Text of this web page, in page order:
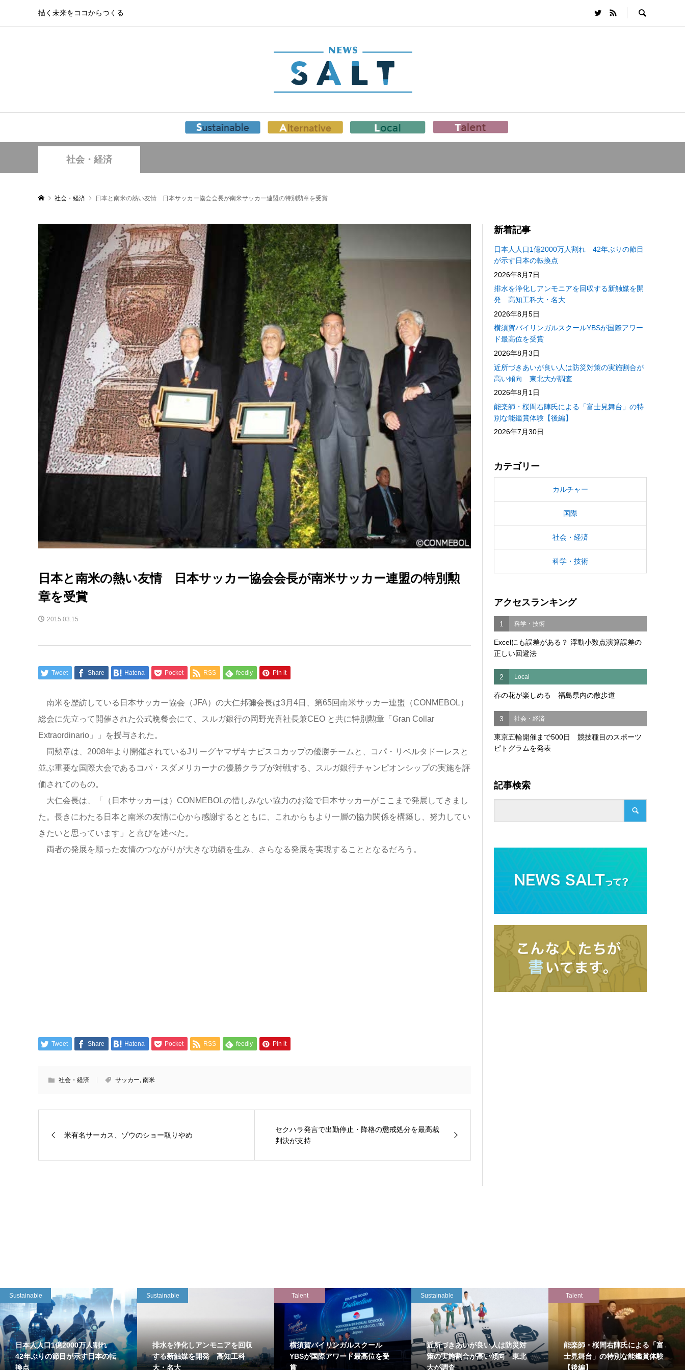
描く未来をココからつくる
社会・経済
社会・経済 日本と南米の熱い友情 日本サッカー協会会長が南米サッカー連盟の特別勲章を受賞
日本と南米の熱い友情 日本サッカー協会会長が南米サッカー連盟の特別勲
章を受賞
2015.03.15
Tweet Share Hatena Pocket RSS feedly Pin it
南米を歴訪している日本サッカー協会（JFA）の大仁邦彌会長は3月4日、第65回南米サッカー連盟（CONMEBOL）
総会に先立って開催された公式晩餐会にて、スルガ銀行の岡野光喜社長兼CEO と共に特別勲章「Gran Collar
Extraordinario」」を授与された。
同勲章は、2008年より開催されているJリーグヤマザキナビスコカップの優勝チームと、コパ・リベルタドーレスと
並ぶ重要な国際大会であるコパ・スダメリカーナの優勝クラブが対戦する、スルガ銀行チャンピオンシップの実施を評
価されてのもの。
大仁会長は、「（日本サッカーは）CONMEBOLの惜しみない協力のお陰で日本サッカーがここまで発展してきまし
た。長きにわたる日本と南米の友情に心から感謝するとともに、これからもより一層の協力関係を構築し、努力してい
きたいと思っています」と喜びを述べた。
両者の発展を願った友情のつながりが大きな功績を生み、さらなる発展を実現することとなるだろう。
Tweet Share Hatena Pocket RSS feedly Pin it
社会・経済 サッカー, 南米
米有名サーカス、ゾウのショー取りやめ
セクハラ発言で出勤停止・降格の懲戒処分を最高裁
判決が支持
新着記事
日本人人口1億2000万人割れ 42年ぶりの節目
が示す日本の転換点
2026年8月7日
排水を浄化しアンモニアを回収する新触媒を開
発 高知工科大・名大
2026年8月5日
横須賀バイリンガルスクールYBSが国際アワー
ド最高位を受賞
2026年8月3日
近所づきあいが良い人は防災対策の実施割合が
高い傾向 東北大が調査
2026年8月1日
能楽師・桜間右陣氏による「富士見舞台」の特
別な能鑑賞体験【後編】
2026年7月30日
カテゴリー
カルチャー
国際
社会・経済
科学・技術
アクセスランキング
1 科学・技術
Excelにも誤差がある？ 浮動小数点演算誤差の
正しい回避法
2 Local
春の花が楽しめる 福島県内の散歩道
3 社会・経済
東京五輪開催まで500日 競技種目のスポーツ
ピトグラムを発表
記事検索
Sustainable
日本人人口1億2000万人割れ
42年ぶりの節目が示す日本の転
換点
Sustainable
排水を浄化しアンモニアを回収
する新触媒を開発 高知工科
大・名大
Talent
横須賀バイリンガルスクール
YBSが国際アワード最高位を受
賞
Sustainable
近所づきあいが良い人は防災対
策の実施割合が高い傾向 東北
大が調査
Talent
能楽師・桜間右陣氏による「富
士見舞台」の特別な能鑑賞体験
【後編】